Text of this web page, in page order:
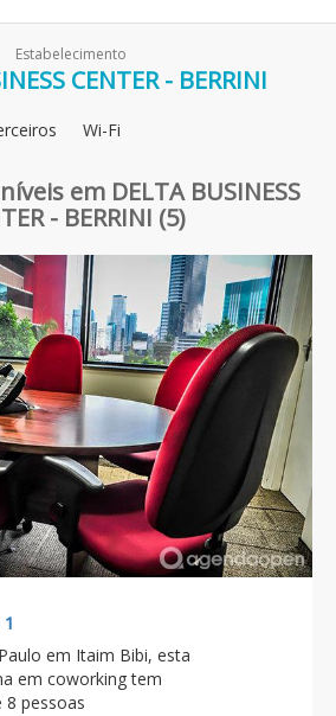
Estabelecimento
CENTER - BERRINI
Wi-Fi
em DELTA BUSINESS
- BERRINI (5)
em Itaim Bibi, esta
em coworking tem
8 pessoas